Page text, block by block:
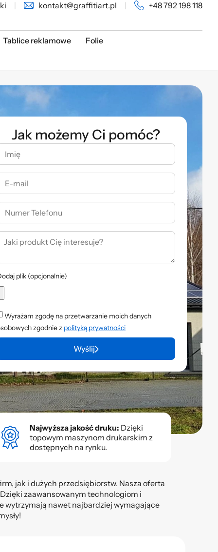
kontakt@graffitiart.pl +48 792 198 118
Tablice reklamowe Folie
Jak możemy Ci pomóc?
plik (opcjonalnie)
Wyrażam zgodę na przetwarzanie moich danych
zgodnie z polityką prywatności
Wyślij
Najwyższa jakość druku: Dzięki
topowym maszynom drukarskim z
dostępnych na rynku.
jak i dużych przedsiębiorstw. Nasza oferta
zaawansowanym technologiom i
wytrzymają nawet najbardziej wymagające